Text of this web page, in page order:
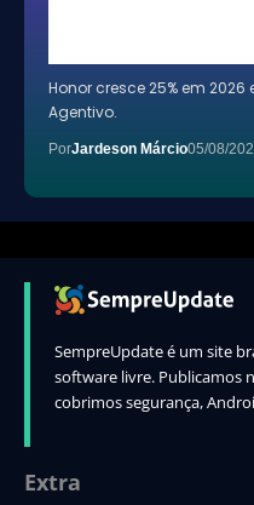
Honor cresce 25% em
Agentivo.
PorJardeson Márcio05/08/
SempreUpdate é um site
software livre. Publicamos
cobrimos segurança,
Extra